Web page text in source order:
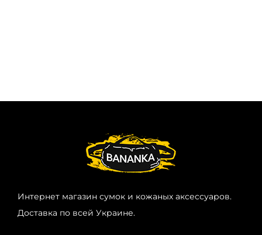
Интернет магазин сумок и кожаных аксессуаров.
Доставка по всей Украине.